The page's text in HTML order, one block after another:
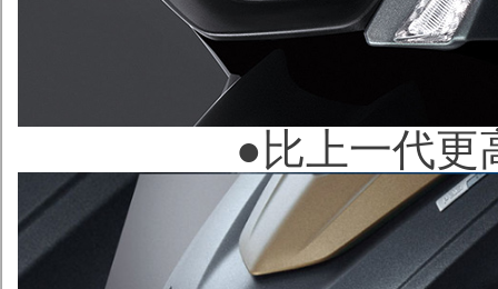
● 比上一代更